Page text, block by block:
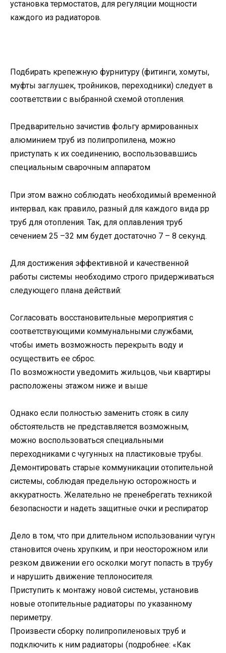
установка термостатов, для регуляции мощности
каждого из радиаторов.
Подбирать крепежную фурнитуру (фитинги, хомуты,
муфты заглушек, тройников, переходники) следует в
соответствии с выбранной схемой отопления.
Предварительно зачистив фольгу армированных
алюминием труб из полипропилена, можно
приступать к их соединению, воспользовавшись
специальным сварочным аппаратом
При этом важно соблюдать необходимый временной
интервал, как правило, разный для каждого вида рр
труб для отопления. Так, для оплавления труб
сечением 25 –32 мм будет достаточно 7 – 8 секунд.
Для достижения эффективной и качественной
работы системы необходимо строго придерживаться
следующего плана действий:
Согласовать восстановительные мероприятия с
соответствующими коммунальными службами,
чтобы иметь возможность перекрыть воду и
осуществить ее сброс.
По возможности уведомить жильцов, чьи квартиры
расположены этажом ниже и выше
Однако если полностью заменить стояк в силу
обстоятельств не представляется возможным,
можно воспользоваться специальными
переходниками с чугунных на пластиковые трубы.
Демонтировать старые коммуникации отопительной
системы, соблюдая предельную осторожность и
аккуратность. Желательно не пренебрегать техникой
безопасности и надеть защитные очки и респиратор
Дело в том, что при длительном использовании чугун
становится очень хрупким, и при неосторожном или
резком движении его осколки могут попасть в трубу
и нарушить движение теплоносителя.
Приступить к монтажу новой системы, установив
новые отопительные радиаторы по указанному
периметру.
Произвести сборку полипропиленовых труб и
подключить к ним радиаторы (подробнее: «Как